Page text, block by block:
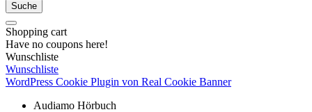
Suche
Shopping cart
Have no coupons here!
Wunschliste
Wunschliste
WordPress Cookie Plugin von Real Cookie Banner
Audiamo Hörbuch